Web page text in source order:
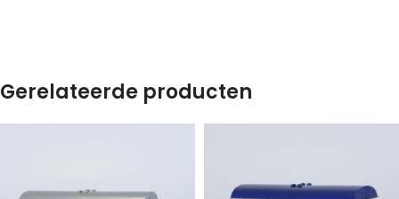
Gerelateerde producten